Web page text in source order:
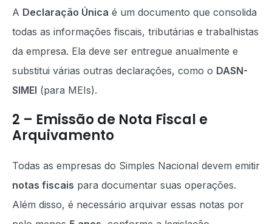
A Declaração Única é um documento que consolida
todas as informações fiscais, tributárias e trabalhistas
da empresa. Ela deve ser entregue anualmente e
substitui várias outras declarações, como o DASN-
SIMEI (para MEIs).
2 – Emissão de Nota Fiscal e
Arquivamento
Todas as empresas do Simples Nacional devem emitir
notas fiscais para documentar suas operações.
Além disso, é necessário arquivar essas notas por